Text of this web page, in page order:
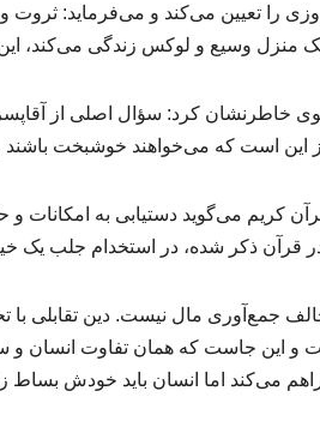
را تعیین می‌کند و می‌فرماید:
وسیع و لوکس زندگی می‌کند،
این است که می‌خواهند خوشبخت باشند
قرآن ذکر شده، در استخدام جلب یک
و این جاست که همان تفاوت انسان
می‌کند اما انسان باید خودش بساط